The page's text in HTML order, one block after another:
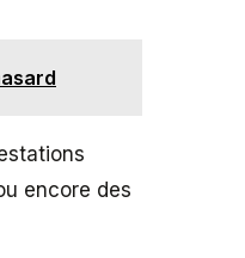
encore des